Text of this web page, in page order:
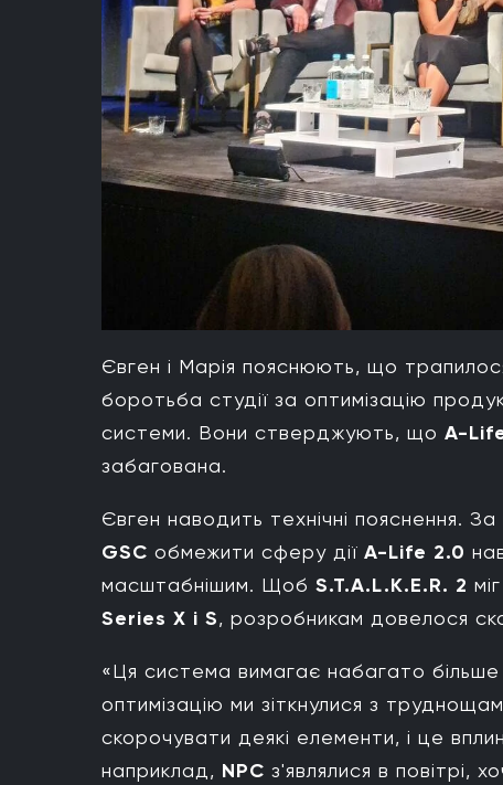
Євген і Марія пояснюють, що
боротьба студії за оптимізацію
системи. Вони стверджують, що A-
забагована.
Євген наводить технічні пояснення.
GSC обмежити сферу дії A-Life 2.0
масштабнішим. Щоб S.T.A.L.K.E.R. 2
Series X і S, розробникам довелося
«Ця система вимагає набагато
оптимізацію ми зіткнулися з
скорочувати деякі елементи, і це
наприклад, NPC з'являлися в повітрі,